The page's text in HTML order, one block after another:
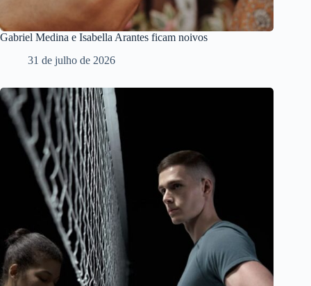
Gabriel Medina e Isabella Arantes ficam noivos
31 de julho de 2026